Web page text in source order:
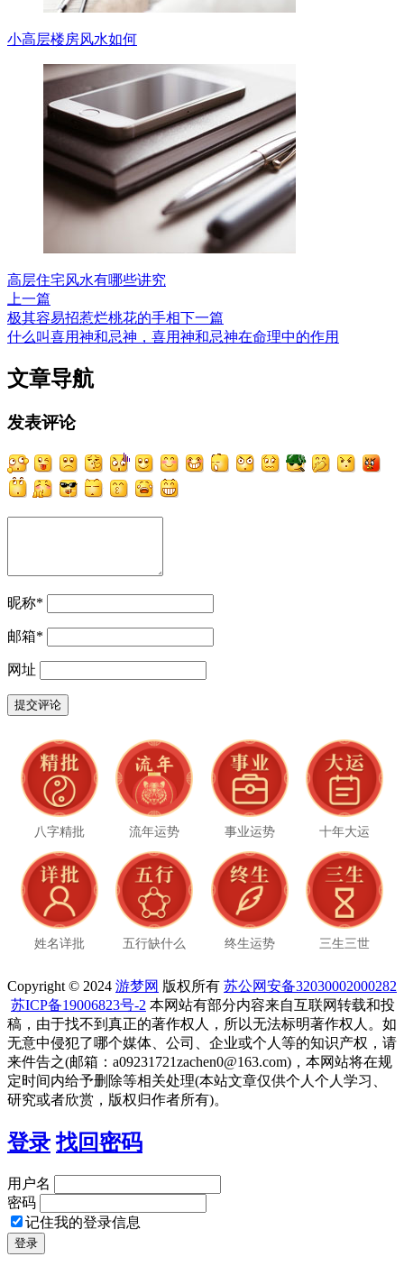
小高层楼房风水如何
高层住宅风水有哪些讲究
上一篇
极其容易招惹烂桃花的手相下一篇
什么叫喜用神和忌神，喜用神和忌神在命理中的作用
文章导航
发表评论
昵称*
邮箱*
网址
八字精批 流年运势 事业运势 十年大运
姓名详批 五行缺什么 终生运势 三生三世
Copyright © 2024 游梦网 版权所有 苏公网安备32030002000282
苏ICP备19006823号-2 本网站有部分内容来自互联网转载和投
稿，由于找不到真正的著作权人，所以无法标明著作权人。如
无意中侵犯了哪个媒体、公司、企业或个人等的知识产权，请
来件告之(邮箱：a09231721zachen0@163.com)，本网站将在规
定时间内给予删除等相关处理(本站文章仅供个人个人学习、
研究或者欣赏，版权归作者所有)。
登录 找回密码
用户名
密码
记住我的登录信息